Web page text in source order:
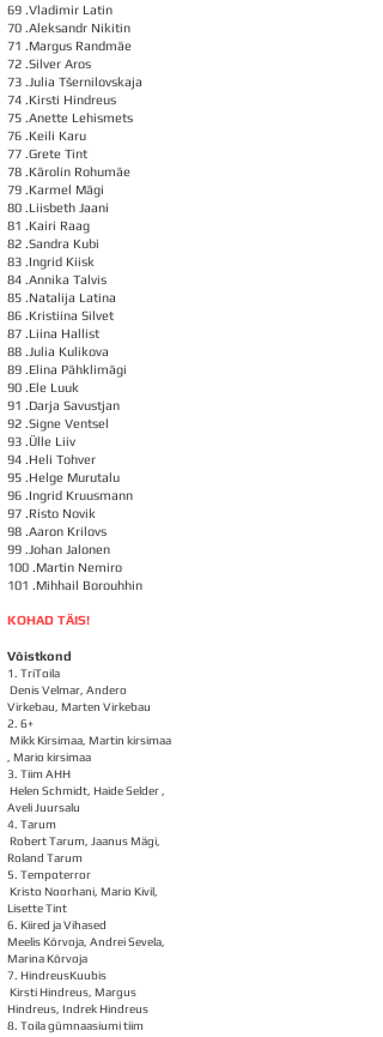
69 .Vladimir Latin
70 .Aleksandr Nikitin
71 .Margus Randmäe
72 .Silver Aros
73 .Julia Tšernilovskaja
74 .Kirsti Hindreus
75 .Anette Lehismets
76 .Keili Karu
77 .Grete Tint
78 .Kärolin Rohumäe
79 .Karmel Mägi
80 .Liisbeth Jaani
81 .Kairi Raag
82 .Sandra Kubi
83 .Ingrid Kiisk
84 .Annika Talvis
85 .Natalija Latina
86 .Kristiina Silvet
87 .Liina Hallist
88 .Julia Kulikova
89 .Elina Pähklimägi
90 .Ele Luuk
91 .Darja Savustjan
92 .Signe Ventsel
93 .Ülle Liiv
94 .Heli Tohver
95 .Helge Murutalu
96 .Ingrid Kruusmann
97 .Risto Novik
98 .Aaron Krilovs
99 .Johan Jalonen
100 .Martin Nemiro
101 .Mihhail Borouhhin
KOHAD TÄIS!
Võistkond
1. TriToila
Denis Velmar, Andero
Virkebau, Marten Virkebau
2. 6+
Mikk Kirsimaa, Martin kirsimaa
, Mario kirsimaa
3. Tiim AHH
Helen Schmidt, Haide Selder ,
Aveli Juursalu
4. Tarum
Robert Tarum, Jaanus Mägi,
Roland Tarum
5. Tempoterror
Kristo Noorhani, Mario Kivil,
Lisette Tint
6. Kiired ja Vihased
Meelis Kõrvoja, Andrei Sevela,
Marina Kõrvoja
7. HindreusKuubis
Kirsti Hindreus, Margus
Hindreus, Indrek Hindreus
8. Toila gümnaasiumi tiim